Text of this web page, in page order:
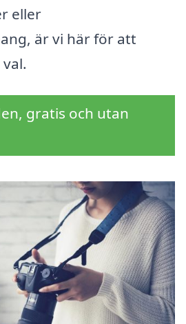
eller
är vi här för att
gratis och utan